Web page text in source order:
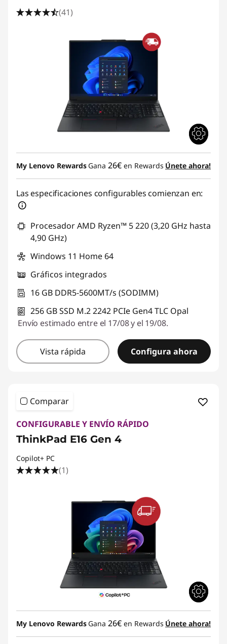
(41)
My Lenovo Rewards Gana 26€ en Rewards Únete ahora!
Las especificaciones configurables comienzan en:
Procesador AMD Ryzen™ 5 220 (3,20 GHz hasta
4,90 GHz)
Windows 11 Home 64
Gráficos integrados
16 GB DDR5-5600MT/s (SODIMM)
256 GB SSD M.2 2242 PCIe Gen4 TLC Opal
Envío estimado entre el 17/08 y el 19/08.
Vista rápida Configura ahora
Comparar
CONFIGURABLE Y ENVÍO RÁPIDO
ThinkPad E16 Gen 4
Copilot+ PC
(1)
My Lenovo Rewards Gana 26€ en Rewards Únete ahora!